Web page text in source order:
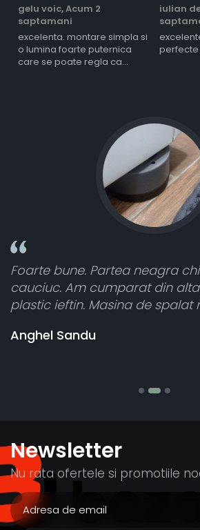
gelu voic,Acum 2
saptamani
excelenta. montare simpla si
o lumina foarte puternica
care se poate regla ca
iulian
perfecte
neagra chiar este din
din alta parte si era un
de spalat nu se mai misca
Newsletter
Nu rata ofertele si promotiile